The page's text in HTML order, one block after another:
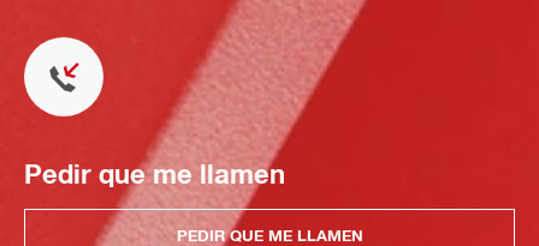
Pedir que me llamen
PEDIR QUE ME LLAMEN